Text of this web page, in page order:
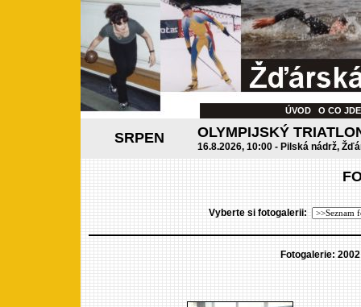
ÚVOD O CO
SRPEN OLYMPIJSKÝ
16.8.2026, 10:00 - Pilská nádrž,
Vyberte si fotogalerii:
Fotogalerie: